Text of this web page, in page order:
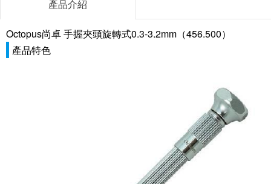
產品介紹
Octopus尚卓 手握夾頭旋轉式0.3-3.2mm（456.500）
產品特色